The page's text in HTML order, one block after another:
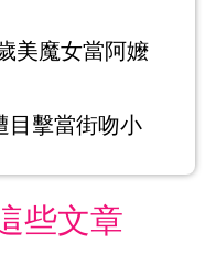
美魔女當阿嬤
擊當街吻小
些文章